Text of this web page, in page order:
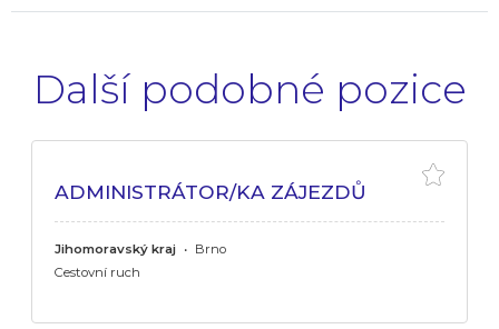
Další podobné pozice
ADMINISTRÁTOR/KA ZÁJEZDŮ
Jihomoravský kraj • Brno
Cestovní ruch